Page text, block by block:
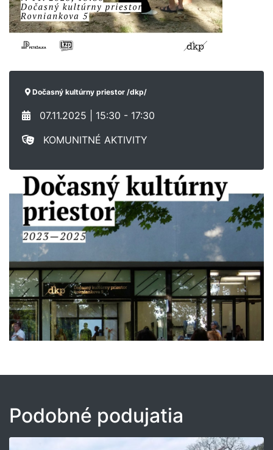
Dočasný kultúrny priestor /dkp/
07.11.2025 | 15:30 - 17:30
KOMUNITNÉ AKTIVITY
Podobné podujatia